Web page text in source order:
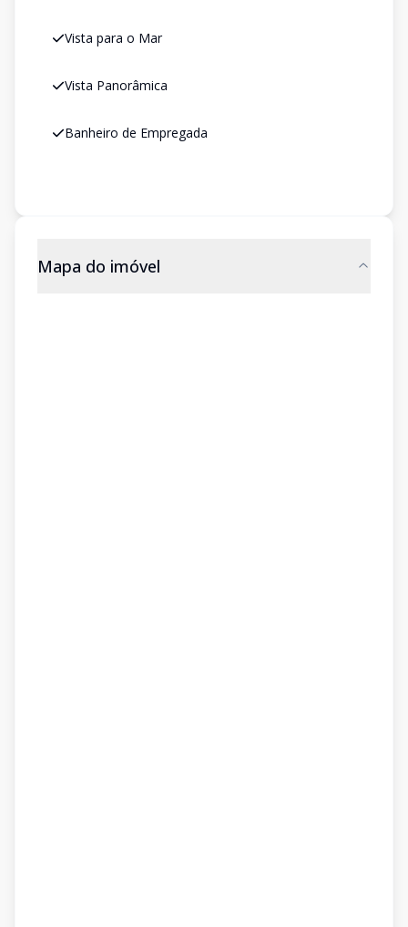
Vista para o Mar
Vista Panorâmica
Banheiro de Empregada
Mapa do imóvel